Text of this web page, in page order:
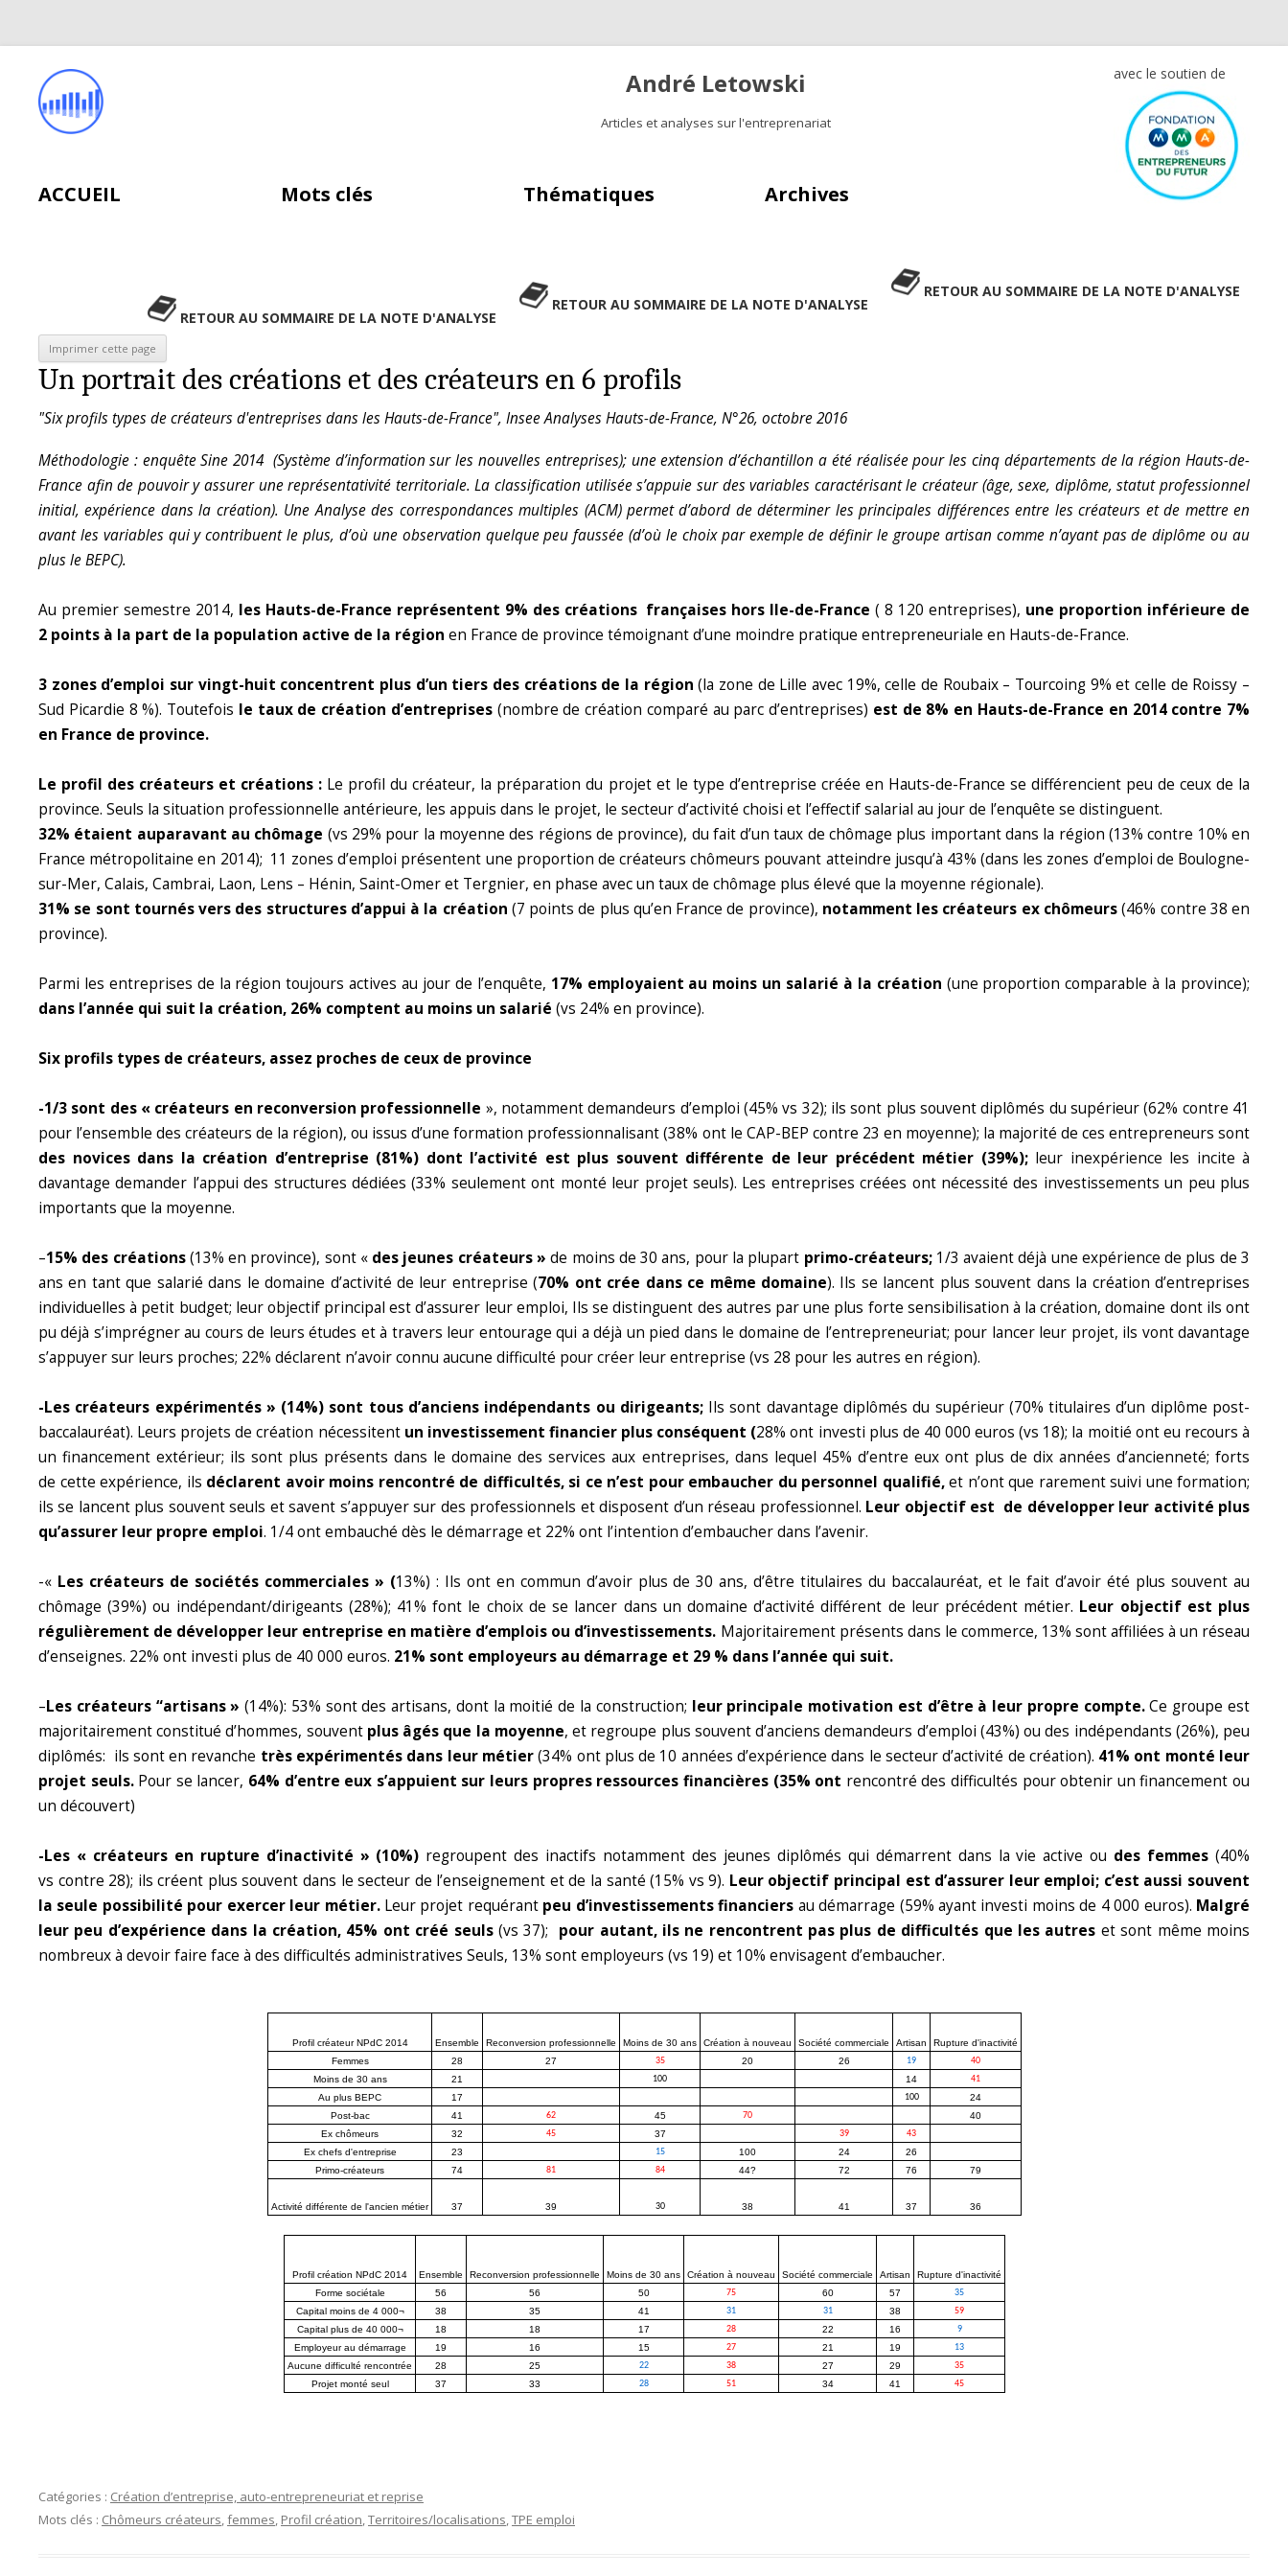
André Letowski
Articles et analyses sur l'entreprenariat
avec le soutien de
ACCUEIL Mots clés Thématiques Archives
RETOUR AU SOMMAIRE DE LA NOTE D'ANALYSE
RETOUR AU SOMMAIRE DE LA NOTE D'ANALYSE
RETOUR AU SOMMAIRE DE LA NOTE D'ANALYSE
Un portrait des créations et des créateurs en 6 profils
"Six profils types de créateurs d'entreprises dans les Hauts-de-France", Insee Analyses Hauts-de-France, N°26, octobre 2016
Méthodologie : enquête Sine 2014 (Système d’information sur les nouvelles entreprises); une extension d’échantillon a été réalisée pour les cinq départements de la région Hauts-de-
France afin de pouvoir y assurer une représentativité territoriale. La classification utilisée s’appuie sur des variables caractérisant le créateur (âge, sexe, diplôme, statut professionnel
initial, expérience dans la création). Une Analyse des correspondances multiples (ACM) permet d’abord de déterminer les principales différences entre les créateurs et de mettre en
avant les variables qui y contribuent le plus, d’où une observation quelque peu faussée (d’où le choix par exemple de définir le groupe artisan comme n’ayant pas de diplôme ou au
plus le BEPC).
Au premier semestre 2014, les Hauts-de-France représentent 9% des créations françaises hors Ile-de-France ( 8 120 entreprises), une proportion inférieure de
2 points à la part de la population active de la région en France de province témoignant d’une moindre pratique entrepreneuriale en Hauts-de-France.
3 zones d’emploi sur vingt-huit concentrent plus d’un tiers des créations de la région (la zone de Lille avec 19%, celle de Roubaix – Tourcoing 9% et celle de Roissy –
Sud Picardie 8 %). Toutefois le taux de création d’entreprises(nombre de création comparé au parc d’entreprises) est de 8% en Hauts-de-France en 2014 contre 7%
en France de province.
Le profil des créateurs et créations : Le profil du créateur, la préparation du projet et le type d’entreprise créée en Hauts-de-France se différencient peu de ceux de la
province. Seuls la situation professionnelle antérieure, les appuis dans le projet, le secteur d’activité choisi et l’effectif salarial au jour de l’enquête se distinguent.
32% étaient auparavant au chômage (vs 29% pour la moyenne des régions de province), du fait d’un taux de chômage plus important dans la région (13% contre 10% en
France métropolitaine en 2014); 11 zones d’emploi présentent une proportion de créateurs chômeurs pouvant atteindre jusqu’à 43% (dans les zones d’emploi de Boulogne-
sur-Mer, Calais, Cambrai, Laon, Lens – Hénin, Saint-Omer et Tergnier, en phase avec un taux de chômage plus élevé que la moyenne régionale).
31% se sont tournés vers des structures d’appui à la création (7 points de plus qu’en France de province), notamment les créateurs ex chômeurs(46% contre 38 en
province).
Parmi les entreprises de la région toujours actives au jour de l’enquête, 17% employaient au moins un salarié à la création (une proportion comparable à la province);
dans l’année qui suit la création, 26% comptent au moins un salarié (vs 24% en province).
Six profils types de créateurs, assez proches de ceux de province
-1/3 sont des « créateurs en reconversion professionnelle », notamment demandeurs d’emploi (45% vs 32); ils sont plus souvent diplômés du supérieur (62% contre 41
pour l’ensemble des créateurs de la région), ou issus d’une formation professionnalisant (38% ont le CAP-BEP contre 23 en moyenne); la majorité de ces entrepreneurs sont
des novices dans la création d’entreprise (81%) dont l’activité est plus souvent différente de leur précédent métier (39%); leur inexpérience les incite à
davantage demander l’appui des structures dédiées (33% seulement ont monté leur projet seuls). Les entreprises créées ont nécessité des investissements un peu plus
importants que la moyenne.
–15% des créations(13% en province), sont « des jeunes créateurs »de moins de 30 ans, pour la plupart primo-créateurs; 1/3 avaient déjà une expérience de plus de 3
ans en tant que salarié dans le domaine d’activité de leur entreprise (70% ont crée dans ce même domaine). Ils se lancent plus souvent dans la création d’entreprises
individuelles à petit budget; leur objectif principal est d’assurer leur emploi, Ils se distinguent des autres par une plus forte sensibilisation à la création, domaine dont ils ont
pu déjà s’imprégner au cours de leurs études et à travers leur entourage qui a déjà un pied dans le domaine de l’entrepreneuriat; pour lancer leur projet, ils vont davantage
s’appuyer sur leurs proches; 22% déclarent n’avoir connu aucune difficulté pour créer leur entreprise (vs 28 pour les autres en région).
-Les créateurs expérimentés » (14%) sont tous d’anciens indépendants ou dirigeants; Ils sont davantage diplômés du supérieur (70% titulaires d’un diplôme post-
baccalauréat). Leurs projets de création nécessitent un investissement financier plus conséquent (28% ont investi plus de 40 000 euros (vs 18); la moitié ont eu recours à
un financement extérieur; ils sont plus présents dans le domaine des services aux entreprises, dans lequel 45% d’entre eux ont plus de dix années d’ancienneté; forts
de cette expérience, ils déclarent avoir moins rencontré de difficultés, si ce n’est pour embaucher du personnel qualifié,et n’ont que rarement suivi une formation;
ils se lancent plus souvent seuls et savent s’appuyer sur des professionnels et disposent d’un réseau professionnel. Leur objectif est de développer leur activité plus
qu’assurer leur propre emploi. 1/4 ont embauché dès le démarrage et 22% ont l’intention d’embaucher dans l’avenir.
-« Les créateurs de sociétés commerciales » (13%) : Ils ont en commun d’avoir plus de 30 ans, d’être titulaires du baccalauréat, et le fait d’avoir été plus souvent au
chômage (39%) ou indépendant/dirigeants (28%); 41% font le choix de se lancer dans un domaine d’activité différent de leur précédent métier. Leur objectif est plus
régulièrement de développer leur entreprise en matière d’emplois ou d’investissements. Majoritairement présents dans le commerce, 13% sont affiliées à un réseau
d’enseignes. 22% ont investi plus de 40 000 euros. 21% sont employeurs au démarrage et 29 % dans l’année qui suit.
–Les créateurs “artisans » (14%): 53% sont des artisans, dont la moitié de la construction; leur principale motivation est d’être à leur propre compte.Ce groupe est
majoritairement constitué d’hommes, souvent plus âgés que la moyenne, et regroupe plus souvent d’anciens demandeurs d’emploi (43%) ou des indépendants (26%), peu
diplômés: ils sont en revanche très expérimentés dans leur métier(34% ont plus de 10 années d’expérience dans le secteur d’activité de création). 41% ont monté leur
projet seuls.Pour se lancer, 64% d’entre eux s’appuient sur leurs propres ressources financières (35% ont rencontré des difficultés pour obtenir un financement ou
un découvert)
-Les « créateurs en rupture d’inactivité » (10%) regroupent des inactifs notamment des jeunes diplômés qui démarrent dans la vie active ou des femmes (40%
vs contre 28); ils créent plus souvent dans le secteur de l’enseignement et de la santé (15% vs 9). Leur objectif principal est d’assurer leur emploi; c’est aussi souvent
la seule possibilité pour exercer leur métier.Leur projet requérant peu d’investissements financiers au démarrage (59% ayant investi moins de 4 000 euros). Malgré
leur peu d’expérience dans la création, 45% ont créé seuls(vs 37); pour autant, ils ne rencontrent pas plus de difficultés que les autres et sont même moins
nombreux à devoir faire face à des difficultés administratives Seuls, 13% sont employeurs (vs 19) et 10% envisagent d’embaucher.
Profil créateur NPdC 2014 Ensemble Reconversion professionnelle Moins de 30 ans Création à nouveau Société commerciale Artisan
Rupture d'inactivité
Femmes
28 27 35 20 26 19
40
Moins de 30 ans
21 100 14
41
Au plus BEPC
17 100
24
Post-bac
41 62 45 70
40
Ex chômeurs
32 45 37 39
43
Ex chefs d'entreprise
23 15 100 24
26
Primo-créateurs
74 81 84 44? 72 76 79
Activité différente de l'ancien métier 37 39 30 38 41 37 36
Profil création NPdC 2014 Ensemble Reconversion professionnelle Moins de 30 ans Création à nouveau Société commerciale Artisan
Rupture d'inactivité
Forme sociétale
56 56 50 75 60 57
35
Capital moins de 4 000¬
38 35 41 31 31 38
59
Capital plus de 40 000¬
18 18 17 28 22 16
9
Employeur au démarrage
19 16 15 27 21 19
13
Aucune difficulté rencontrée
28 25 22 38 27 29
35
Projet monté seul
37 33 28 51 34 41 45
Catégories : Création d’entreprise, auto-entrepreneuriat et reprise
Mots clés : Chômeurs créateurs,femmes, Profil création,Territoires/localisations,TPE emploi